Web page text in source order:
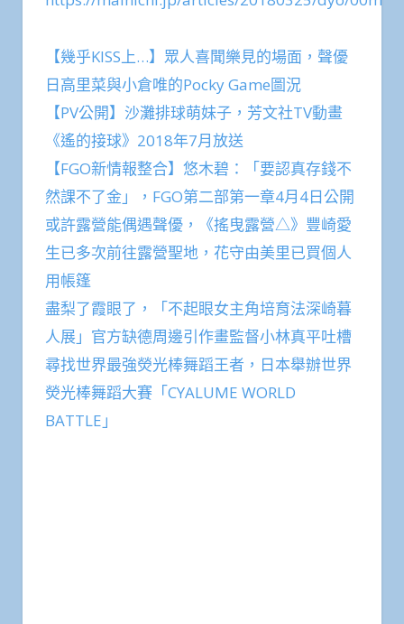
【幾乎KISS上…】眾人喜聞樂見的場面，聲優
日高里菜與小倉唯的Pocky Game圖況
【PV公開】沙灘排球萌妹子，芳文社TV動畫
《遙的接球》2018年7月放送
【FGO新情報整合】悠木碧：「要認真存錢不
然課不了金」，FGO第二部第一章4月4日公開
或許露營能偶遇聲優，《搖曳露營△》豐崎愛
生已多次前往露營聖地，花守由美里已買個人
用帳篷
盡梨了霞眼了，「不起眼女主角培育法深崎暮
人展」官方缺德周邊引作畫監督小林真平吐槽
尋找世界最強熒光棒舞蹈王者，日本舉辦世界
熒光棒舞蹈大賽「CYALUME WORLD
BATTLE」